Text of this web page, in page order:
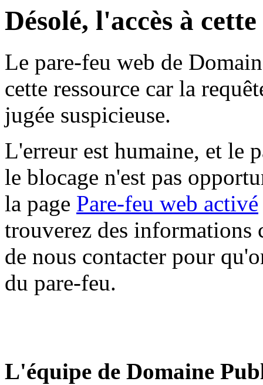
Désolé, l'accès à
Le pare-feu web de
cette ressource car la
jugée suspicieuse.
L'erreur est humaine, et le
le blocage n'est pas
la page Pare-feu web activé
trouverez des informations
de nous contacter pour
du pare-feu.
L'équipe de Domaine